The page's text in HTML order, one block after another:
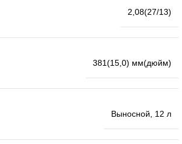
2,08(27/13)
381(15,0) мм(дюйм)
Выносной, 12 л